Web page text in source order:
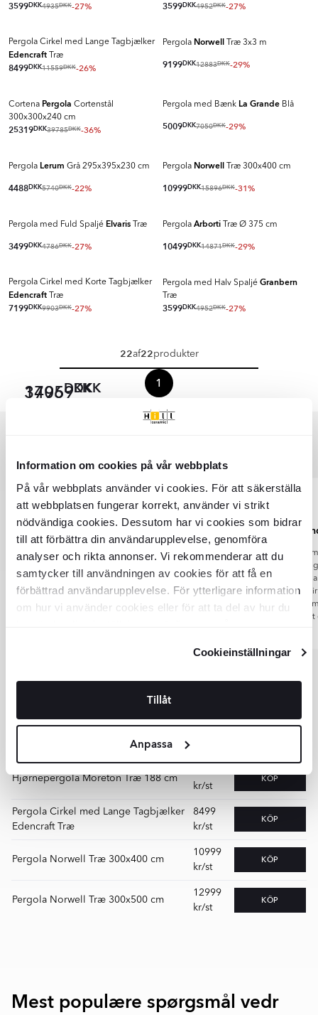
Information om cookies på vår webbplats
På vår webbplats använder vi cookies. För att säkerställa
att webbplatsen fungerar korrekt, använder vi strikt
nödvändiga cookies. Dessutom har vi cookies som bidrar
till att förbättra din användarupplevelse, genomföra
analyser och rikta annonser. Vi rekommenderar att du
samtycker till användningen av cookies för att få en
förbättrad användarupplevelse. För ytterligare information
om hur vi använder cookies eller för att ta del av hur du
Cookieinställningar
Tillåt
Anpassa
3599DKK4935DKK-27% 3599DKK4952DKK-27%
Pergola Cirkel med Lange Tagbjælker
Edencraft Træ
8499DKK11559DKK-26%
Pergola Norwell Træ 3x3 m
9199DKK12883DKK-29%
Cortena Pergola Cortenstål
300x300x240 cm
25319DKK39785DKK-36%
Pergola med Bænk La Grande Blå
5009DKK7050DKK-29%
Pergola Lerum Grå 295x395x230 cm
4488DKK5740DKK-22%
Pergola Norwell Træ 300x400 cm
10999DKK15896DKK-31%
Pergola med Fuld Spaljé Elvaris Træ
3499DKK4786DKK-27%
Pergola Arborti Træ Ø 375 cm
10499DKK14871DKK-29%
Pergola Cirkel med Korte Tagbjælker
Edencraft Træ
7199DKK9903DKK-27%
Pergola med Halv Spaljé Granbern
Træ
3599DKK4952DKK-27%
22af22produkter
1
3705DKK
14969DKK
Anmeldelser
Fantastisk produkt.
Fantastisk produkt.
God
God hjemmeside
leveringstiden
forventede har
super
sammen
of
Pergola med Bænk Belmira Træ
Hjørnepergola Moreton Træ 188 cm
kr/st
KÖP
Pergola Cirkel med Lange Tagbjælker
Edencraft Træ
8499
kr/st
KÖP
Pergola Norwell Træ 300x400 cm
10999
kr/st
KÖP
Pergola Norwell Træ 300x500 cm
12999
kr/st
KÖP
Mest populære spørgsmål vedr